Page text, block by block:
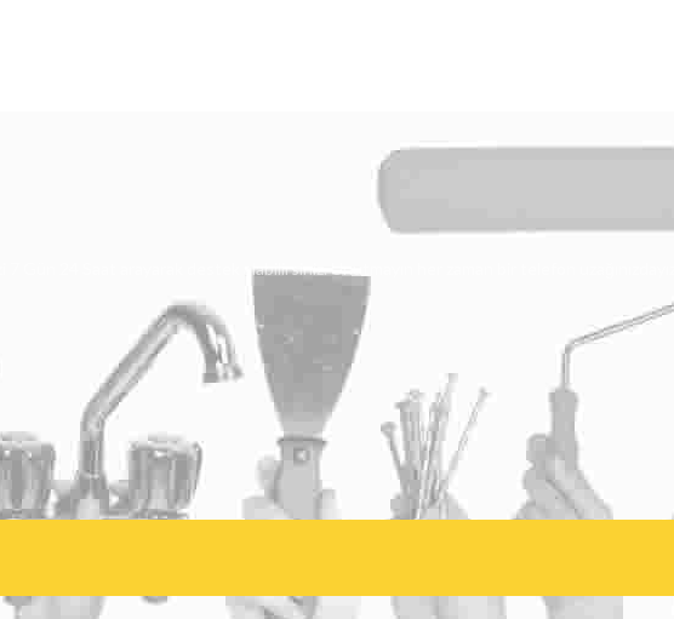
24 Saat arayarak destek alabilirsiniz. Unutmayın her zaman bir telefon uzağınızdayız!